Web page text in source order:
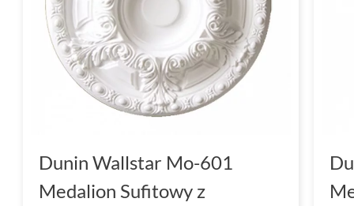
Dunin Wallstar Mo-601
Medalion Sufitowy z